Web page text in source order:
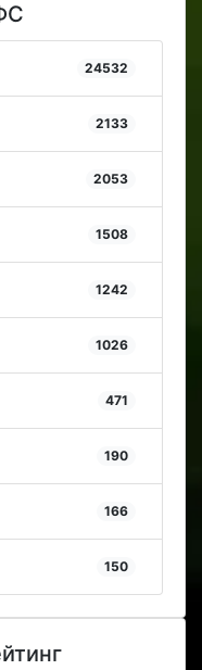
24532
2133
2053
1508
1242
1026
471
190
166
150